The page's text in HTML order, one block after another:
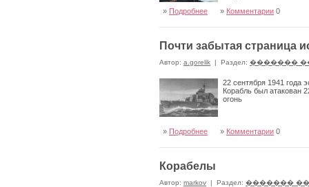
» Подробнее » Комментарии 0
Почти забытая страница
Автор: a.gorelik | Раздел: �������
22 сентября 1941 года
Корабль был атакован
огонь
» Подробнее » Комментарии 0
Корабелы
Автор: markov | Раздел: �������